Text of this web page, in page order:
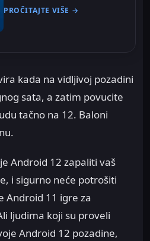
PROČITAJTE VIŠE →
kada na vidljivoj pozadini
sata, a zatim povucite
tačno na 12. Baloni
Android 12 zapaliti vaš
i sigurno neće potrošiti
Android 11 igre za
ljudima koji su proveli
Android 12 pozadine,